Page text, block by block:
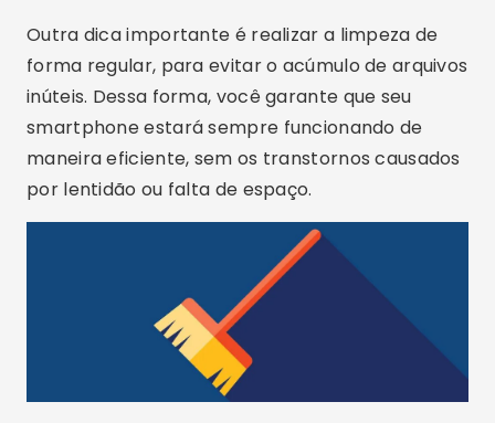
aplicativos grátis
que facilitam essa tarefa,
oferecendo funcionalidades que vão desde a
simples remoção de arquivos desnecessários
otimização de celular
de forma
completa.
Portanto, ao utilizar os aplicativos mencionados
neste artigo, você estará garantindo que seu
celular continue operando com o máximo
liberar espaço no
para novas aplicações e arquivos. Não
deixe de experimentar essas ferramentas e
aproveite todos os benefícios que elas podem
oferecer ao seu dispositivo móvel.